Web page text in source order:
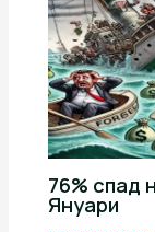
76% спад
Януари